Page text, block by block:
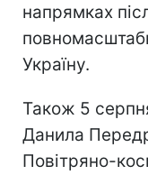
напрямках
Україну.
Також 5
Данила
Повітряно-